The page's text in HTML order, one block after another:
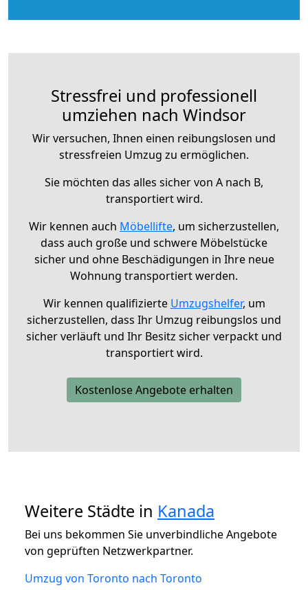
Stressfrei und professionell
umziehen nach Windsor
Wir versuchen, Ihnen einen reibungslosen und
stressfreien Umzug zu ermöglichen.
Sie möchten das alles sicher von A nach B,
transportiert wird.
Wir kennen auch Möbellifte, um sicherzustellen,
dass auch große und schwere Möbelstücke
sicher und ohne Beschädigungen in Ihre neue
Wohnung transportiert werden.
Wir kennen qualifizierte Umzugshelfer, um
sicherzustellen, dass Ihr Umzug reibungslos und
sicher verläuft und Ihr Besitz sicher verpackt und
transportiert wird.
Kostenlose Angebote erhalten
Weitere Städte in Kanada
Bei uns bekommen Sie unverbindliche Angebote
von geprüften Netzwerkpartner.
Umzug von Toronto nach Toronto